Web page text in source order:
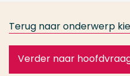
Terug naar onderwerp
Verder naar